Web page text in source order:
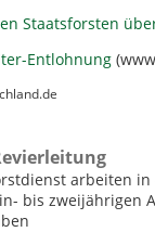
Staatsforsten
Entlohnung
arbeiten
bis zweijährigen